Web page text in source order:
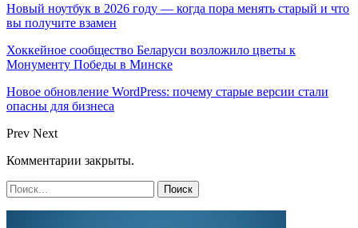
Новый ноутбук в 2026 году — когда пора менять старый и что
вы получите взамен
Хоккейное сообщество Беларуси возложило цветы к
Монументу Победы в Минске
Новое обновление WordPress: почему старые версии стали
опасны для бизнеса
Prev Next
Комментарии закрыты.